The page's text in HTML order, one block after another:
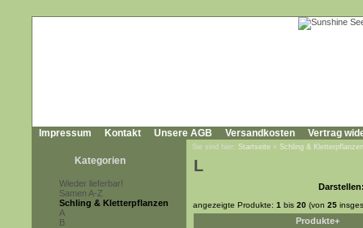
Impressum Kontakt Unsere AGB Versandkosten Vertrag
Kategorien
Wieder lieferbar!
Samen A-Z
Schling & Kletterpflanzen
A
B
Sie sind hier: Startseite » Schling & Kletterpflanzen
L
angezeigte Produkte: 1 bis 20 (von 25
Produkte+